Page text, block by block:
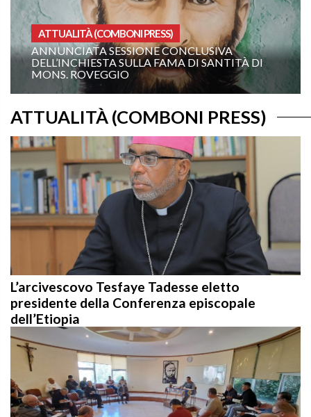
CONCLUSIVA
FAMA DI SANTITÀ DI
OMELIE ANNO A
XIX DOMENICA DEL
ANNO A: “COMANDAMI
TE!”
ATTUALITÀ (COMBONI PRESS)
L’arcivescovo Tesfaye Tadesse eletto
presidente della Conferenza episcopale
dell’Etiopia